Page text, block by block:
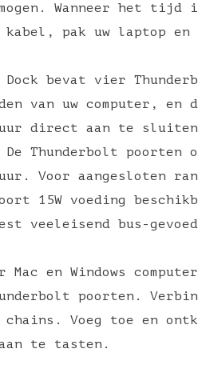
Wanneer het
kabel, pak uw laptop en
Dock bevat vier
van uw computer,
direct aan te
Thunderbolt poorten
Voor aangesloten
15W voeding
veeleisend bus-
en Windows
poorten.
chains. Voeg toe en
aan te tasten.